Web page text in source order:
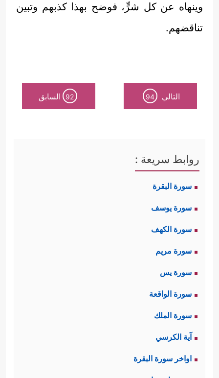
وينهاه عن كل شرٍّ، فوضح بهذا كذبهم وتبين
تناقضهم.
التالي 94
92 السابق
روابط سريعة :
سورة البقرة
سورة يوسف
سورة الكهف
سورة مريم
سورة يس
سورة الواقعة
سورة الملك
آية الكرسي
اواخر سورة البقرة